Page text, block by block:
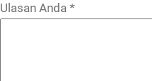
Ulasan Anda *